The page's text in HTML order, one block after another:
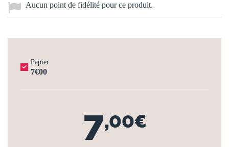
Aucun point de fidélité pour ce produit.
Papier
7€00
7,00€